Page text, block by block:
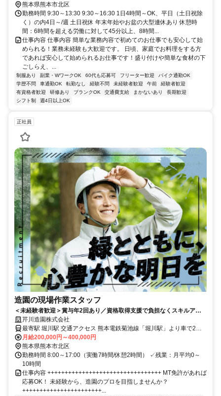
約25分
熊本県熊本市北区
勤務時間 9:30～13:30 9:30～16:30 1日4時間～OK、平日（土日祝除
く）の内4日～/週 土日祝休 年末年始やお盆の大型連休あり 休憩時
間：6時間を超える労働に対して45分以上、8時間...
仕事内容 仕事内容 簡単な業務内容で初めてのお仕事でも安心して始
められる！業務未経験も大歓迎です。 日頃、家庭でお料理をする方
であれば安心して始められるお仕事です！盛り付けや簡単な食材の下
ごしらえ、...
制服あり 副業・WワークOK 60代も応募可 フリーター歓迎
バイク通勤OK
学歴不問
車通勤OK 転勤なし 経験不問 未経験者歓迎 午前
経験者歓迎
有資格者歓迎
研修あり ブランクOK 交通費支給 まかないあり
長期歓迎
シフト制
週4日以上OK
正社員
造園の現場作業スタッフ
＜未経験者歓迎＞賞与年2回あり／資格取得支援で負担なくスキルアッ
プできる環境
芹川造園株式会社
最寄駅 堀川駅 交通アクセス 熊本電鉄菊池線「堀川駅」より車で2分
✓車通勤OK＆バイク通勤OK
月給200,000円～400,000円
熊本県熊本市北区
勤務時間 8:00～17:00（実働7時間/休憩2時間） ✓残業：月平均0～
10時間
仕事内容 +++++++++++++++++++++++++++++++++ MT免許があれば
応募OK！ 未経験から、造園のプロを目指しませんか？
+++++++++++++++++++++++...